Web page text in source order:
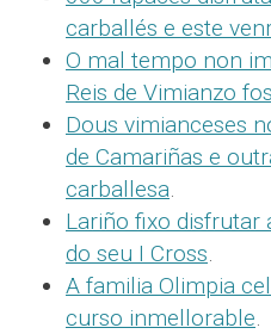
carballés e este
O mal tempo non
Reis de Vimianzo
Dous vimianceses
de Camariñas e
carballesa.
Lariño fixo disfrutar
do seu I Cross.
A familia Olimpia
curso inmellorable.